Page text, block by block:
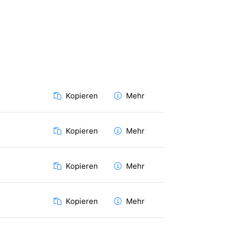
Kopieren Mehr
Kopieren Mehr
Kopieren Mehr
Kopieren Mehr